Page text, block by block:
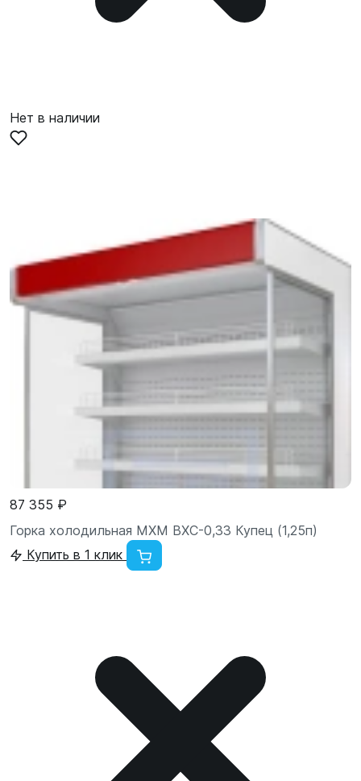
Нет в наличии
87 355 ₽
Горка холодильная МХМ ВХС-0,33 Купец (1,25п)
Купить в 1 клик